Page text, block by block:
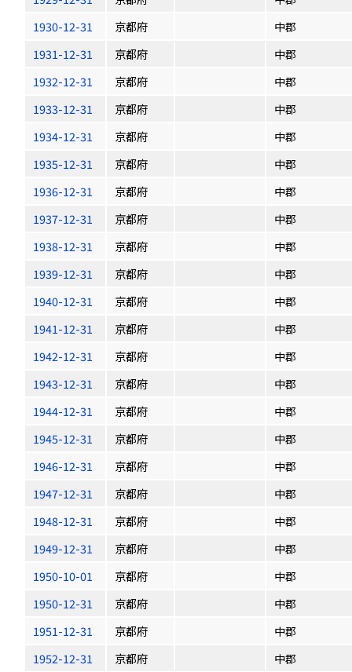
1930-12-31
京都府
中郡
1931-12-31
京都府
中郡
1932-12-31
京都府
中郡
1933-12-31
京都府
中郡
1934-12-31
京都府
中郡
1935-12-31
京都府
中郡
1936-12-31
京都府
中郡
1937-12-31
京都府
中郡
1938-12-31
京都府
中郡
1939-12-31
京都府
中郡
1940-12-31
京都府
中郡
1941-12-31
京都府
中郡
1942-12-31
京都府
中郡
1943-12-31
京都府
中郡
1944-12-31
京都府
中郡
1945-12-31
京都府
中郡
1946-12-31
京都府
中郡
1947-12-31
京都府
中郡
1948-12-31
京都府
中郡
1949-12-31
京都府
中郡
1950-10-01
京都府
中郡
1950-12-31
京都府
中郡
1951-12-31
京都府
中郡
1952-12-31
京都府
中郡